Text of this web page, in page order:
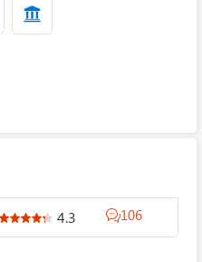
4.3 106